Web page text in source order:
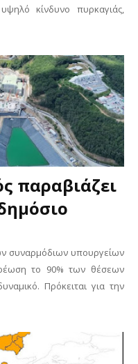
κίνδυνο πυρκαγιάς,
παραβιάζει
συναρμόδιων υπουργείων
το 90% των θέσεων
Πρόκειται για την